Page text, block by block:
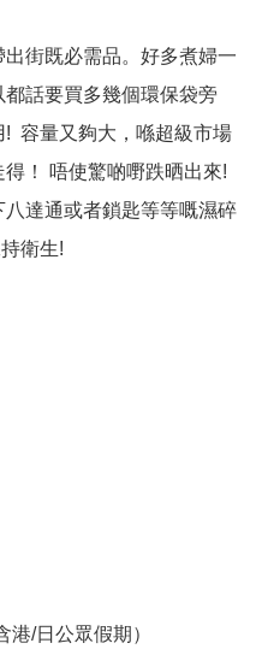
街既必需品。好多煮婦一
話要買多幾個環保袋旁
容量又夠大，喺超級市場
！ 唔使驚啲嘢跌晒出來!
達通或者鎖匙等等嘅濕碎
衛生!
港/日公眾假期）